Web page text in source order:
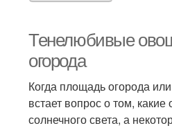
Тенелюбивые
огорода
Когда площадь огорода
встает вопрос о том,
солнечного света, а